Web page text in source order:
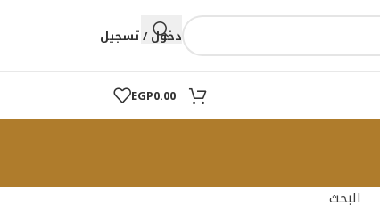
دخول / تسجيل
EGP0.00
البحث